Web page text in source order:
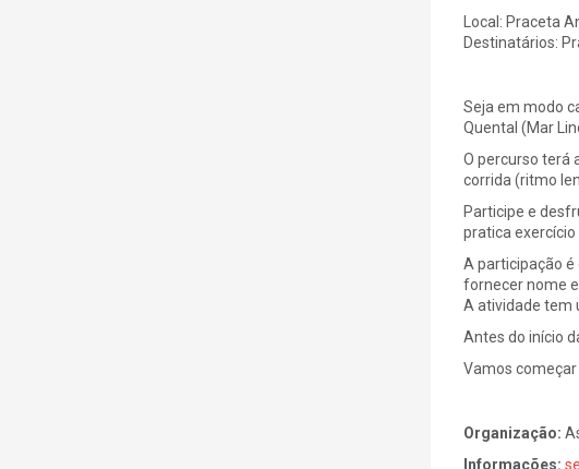
Local: Praceta
Destinatários:
Seja em modo
Quental (Mar
O percurso terá
corrida (ritmo
Participe e
pratica
A participação é
fornecer nome
A atividade tem
Antes do início
Vamos
Organização:
Informações: